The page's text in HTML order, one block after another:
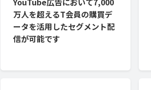
万人を超えるT会員の購買デ
ータを活用したセグメント配
信が可能です